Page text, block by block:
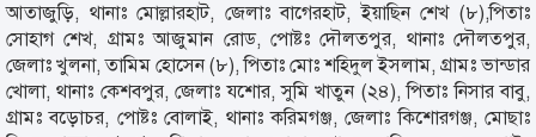
আতাজুড়ি, থানাঃ মোল্লারহাট, জেলাঃ বাগেরহাট, ইয়াছিন শেখ (৮),পিতাঃ
সোহাগ শেখ, গ্রামঃ আজুমান রোড, পোষ্টঃ দৌলতপুর, থানাঃ দৌলতপুর,
জেলাঃ খুলনা, তামিম হোসেন (৮), পিতাঃ মোঃ শহিদুল ইসলাম, গ্রামঃ ভান্ডার
খোলা, থানাঃ কেশবপুর, জেলাঃ যশোর, সুমি খাতুন (২৪), পিতাঃ নিসার বাবু,
গ্রামঃ বড়োচর, পোষ্টঃ বোলাই, থানাঃ করিমগঞ্জ, জেলাঃ কিশোরগঞ্জ, মোছাঃ